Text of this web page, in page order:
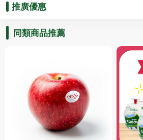
推廣優惠
同類商品推薦